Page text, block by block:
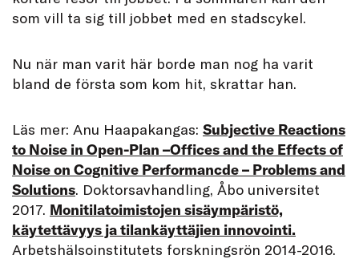
som vill ta sig till jobbet med en stadscykel.
Nu när man varit här borde man nog ha varit
bland de första som kom hit, skrattar han.
Läs mer: Anu Haapakangas: Subjective Reactions
to Noise in Open-Plan –Offices and the Effects of
Noise on Cognitive Performancde – Problems and
Solutions. Doktorsavhandling, Åbo universitet
2017. Monitilatoimistojen sisäympäristö,
käytettävyys ja tilankäyttäjien innovointi.
Arbetshälsoinstitutets forskningsrön 2014-2016.